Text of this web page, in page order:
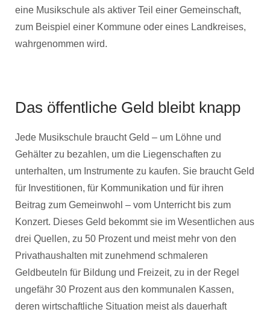
eine Musikschule als aktiver Teil einer Gemeinschaft,
zum Beispiel einer Kommune oder eines Landkreises,
wahrgenommen wird.
Das öffentliche Geld bleibt knapp
Jede Musikschule braucht Geld – um Löhne und
Gehälter zu bezahlen, um die Liegenschaften zu
unterhalten, um Instrumente zu kaufen. Sie braucht Geld
für Investitionen, für Kommunikation und für ihren
Beitrag zum Gemeinwohl – vom Unterricht bis zum
Konzert. Dieses Geld bekommt sie im Wesentlichen aus
drei Quellen, zu 50 Prozent und meist mehr von den
Privathaushalten mit zunehmend schmaleren
Geldbeuteln für Bildung und Freizeit, zu in der Regel
ungefähr 30 Prozent aus den kommunalen Kassen,
deren wirtschaftliche Situation meist als dauerhaft